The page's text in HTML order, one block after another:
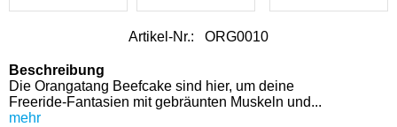
Artikel-Nr.: ORG0010
Beschreibung
Die Orangatang Beefcake sind hier, um deine
Freeride-Fantasien mit gebräunten Muskeln und...
mehr